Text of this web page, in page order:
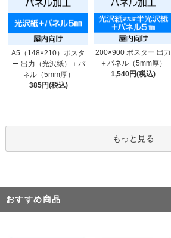
A5（148×210）ポスタ
ー 出力（光沢紙）＋パ
ネル（5mm厚）
385円(税込)
200×900 ポスター 出力
＋パネル（5mm厚）
1,540円(税込)
もっと見る
おすすめ商品